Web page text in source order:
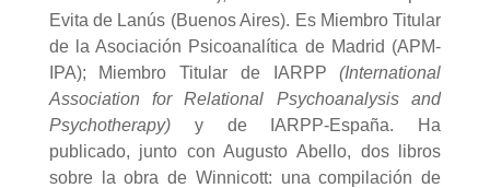
Evita de Lanús (Buenos Aires). Es Miembro Titular
de la Asociación Psicoanalítica de Madrid (APM-
IPA); Miembro Titular de IARPP (International
Association for Relational Psychoanalysis and
Psychotherapy) y de IARPP-España. Ha
publicado, junto con Augusto Abello, dos libros
sobre la obra de Winnicott: una compilación de